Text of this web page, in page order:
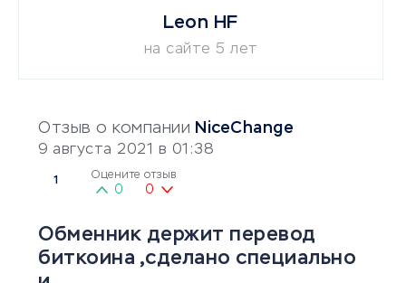
Отзыв о компании NiceChange
9 августа 2021 в 01:38
1 Оцените отзыв
0 0
Обменник держит перевод
биткоина ,сделано специально
Leon HF
на сайте 5 лет